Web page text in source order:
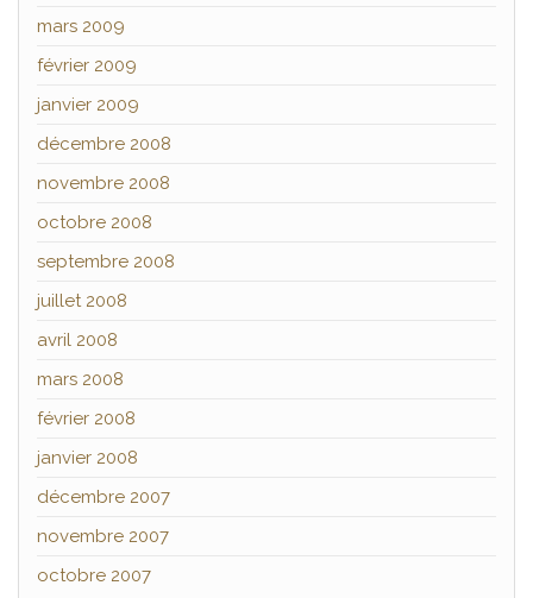
mars 2009
février 2009
janvier 2009
décembre 2008
novembre 2008
octobre 2008
septembre 2008
juillet 2008
avril 2008
mars 2008
février 2008
janvier 2008
décembre 2007
novembre 2007
octobre 2007